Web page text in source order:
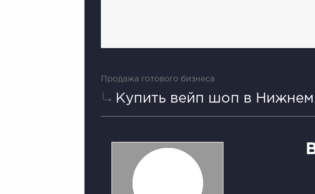
Продажа готового бизнеса
Купить вейп шоп в